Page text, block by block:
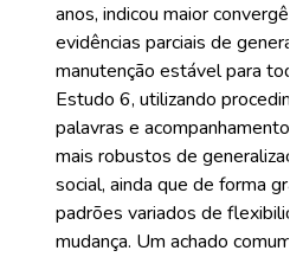
anos, indicou maior
evidências parciais de
manutenção estável para
Estudo 6, utilizando
palavras e acompanhamento
mais robustos de
social, ainda que de forma
padrões variados de
mudança. Um achado